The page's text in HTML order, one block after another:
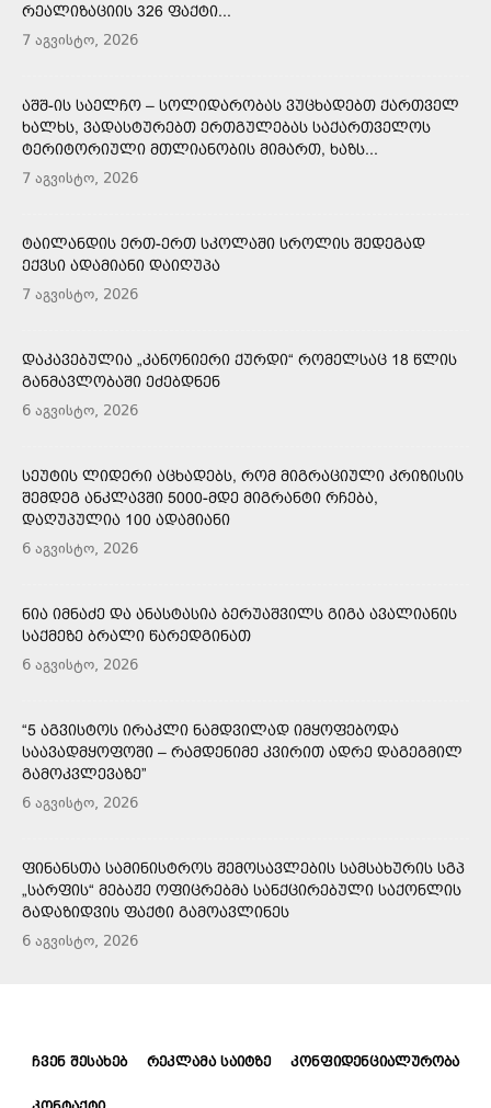
ᲠᲔᲐᲚᲘᲖᲐᲪᲘᲘᲡ 326 ᲤᲐᲥᲢᲘ...
7 აგვისტო, 2026
ᲐᲨᲨ-ᲘᲡ ᲡᲐᲔᲚᲩᲝ – ᲡᲝᲚᲘᲓᲐᲠᲝᲑᲐᲡ ᲕᲣᲪᲮᲐᲓᲔᲑᲗ ᲥᲐᲠᲗᲕᲔᲚ
ᲮᲐᲚᲮᲡ, ᲕᲐᲓᲐᲡᲢᲣᲠᲔᲑᲗ ᲔᲠᲗᲒᲣᲚᲔᲑᲐᲡ ᲡᲐᲥᲐᲠᲗᲕᲔᲚᲝᲡ
ᲢᲔᲠᲘᲢᲝᲠᲘᲣᲚᲘ ᲛᲗᲚᲘᲐᲜᲝᲑᲘᲡ ᲛᲘᲛᲐᲠᲗ, ᲮᲐᲖᲡ...
7 აგვისტო, 2026
ᲢᲐᲘᲚᲐᲜᲓᲘᲡ ᲔᲠᲗ-ᲔᲠᲗ ᲡᲙᲝᲚᲐᲨᲘ ᲡᲠᲝᲚᲘᲡ ᲨᲔᲓᲔᲒᲐᲓ
ᲔᲥᲕᲡᲘ ᲐᲓᲐᲛᲘᲐᲜᲘ ᲓᲐᲘᲦᲣᲞᲐ
7 აგვისტო, 2026
ᲓᲐᲙᲐᲕᲔᲑᲣᲚᲘᲐ „ᲙᲐᲜᲝᲜᲘᲔᲠᲘ ᲥᲣᲠᲓᲘ“ ᲠᲝᲛᲔᲚᲡᲐᲪ 18 ᲬᲚᲘᲡ
ᲒᲐᲜᲛᲐᲕᲚᲝᲑᲐᲨᲘ ᲔᲫᲔᲑᲓᲜᲔᲜ
6 აგვისტო, 2026
ᲡᲔᲣᲢᲘᲡ ᲚᲘᲓᲔᲠᲘ ᲐᲪᲮᲐᲓᲔᲑᲡ, ᲠᲝᲛ ᲛᲘᲒᲠᲐᲪᲘᲣᲚᲘ ᲙᲠᲘᲖᲘᲡᲘᲡ
ᲨᲔᲛᲓᲔᲒ ᲐᲜᲙᲚᲐᲕᲨᲘ 5000-ᲛᲓᲔ ᲛᲘᲒᲠᲐᲜᲢᲘ ᲠᲩᲔᲑᲐ,
ᲓᲐᲦᲣᲞᲣᲚᲘᲐ 100 ᲐᲓᲐᲛᲘᲐᲜᲘ
6 აგვისტო, 2026
ᲜᲘᲐ ᲘᲛᲜᲐᲫᲔ ᲓᲐ ᲐᲜᲐᲡᲢᲐᲡᲘᲐ ᲑᲔᲠᲣᲐᲨᲕᲘᲚᲡ ᲒᲘᲒᲐ ᲐᲕᲐᲚᲘᲐᲜᲘᲡ
ᲡᲐᲥᲛᲔᲖᲔ ᲑᲠᲐᲚᲘ ᲬᲐᲠᲔᲓᲒᲘᲜᲐᲗ
6 აგვისტო, 2026
“5 ᲐᲒᲕᲘᲡᲢᲝᲡ ᲘᲠᲐᲙᲚᲘ ᲜᲐᲛᲓᲕᲘᲚᲐᲓ ᲘᲛᲧᲝᲤᲔᲑᲝᲓᲐ
ᲡᲐᲐᲕᲐᲓᲛᲧᲝᲤᲝᲨᲘ – ᲠᲐᲛᲓᲔᲜᲘᲛᲔ ᲙᲕᲘᲠᲘᲗ ᲐᲓᲠᲔ ᲓᲐᲒᲔᲒᲛᲘᲚ
ᲒᲐᲛᲝᲙᲕᲚᲔᲕᲐᲖᲔ”
6 აგვისტო, 2026
ᲤᲘᲜᲐᲜᲡᲗᲐ ᲡᲐᲛᲘᲜᲘᲡᲢᲠᲝᲡ ᲨᲔᲛᲝᲡᲐᲕᲚᲔᲑᲘᲡ ᲡᲐᲛᲡᲐᲮᲣᲠᲘᲡ ᲡᲒᲞ
„ᲡᲐᲠᲤᲘᲡ“ ᲛᲔᲑᲐᲟᲔ ᲝᲤᲘᲪᲠᲔᲑᲛᲐ ᲡᲐᲜᲥᲪᲘᲠᲔᲑᲣᲚᲘ ᲡᲐᲥᲝᲜᲚᲘᲡ
ᲒᲐᲓᲐᲖᲘᲓᲕᲘᲡ ᲤᲐᲥᲢᲘ ᲒᲐᲛᲝᲐᲕᲚᲘᲜᲔᲡ
6 აგვისტო, 2026
ᲩᲕᲔᲜ ᲨᲔᲡᲐᲮᲔᲑ ᲠᲔᲙᲚᲐᲛᲐ ᲡᲐᲘᲢᲖᲔ ᲙᲝᲜᲤᲘᲓᲔᲜᲪᲘᲐᲚᲣᲠᲝᲑᲐ